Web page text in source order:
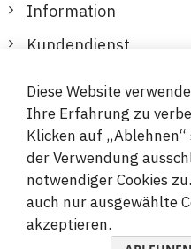
Information
Kundendienst
Sichere und bequeme
© 2019-2026
Diese Website
Ihre Erfahrung zu
Klicken auf
der Verwendung
notwendiger Cookies
auch nur ausgewählte
akzeptieren.